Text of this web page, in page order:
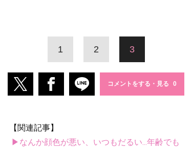
1 2 3
コメントをする・見る
【関連記事】
▶なんか顔色が悪い、いつもだるい...年齢でも